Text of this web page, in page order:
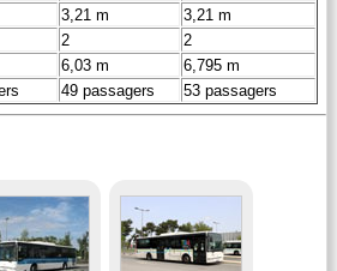
3,21 m
3,21 m
2
2
6,03 m
6,795 m
49 passagers 53 passagers